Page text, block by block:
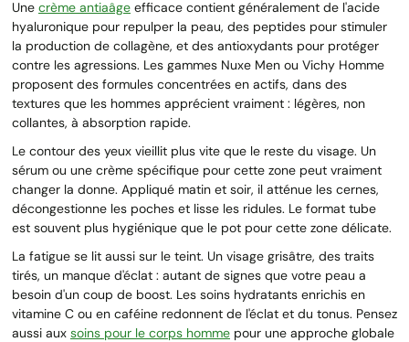
Une crème antiaâge efficace contient généralement de l'acide
hyaluronique pour repulper la peau, des peptides pour stimuler
la production de collagène, et des antioxydants pour protéger
contre les agressions. Les gammes Nuxe Men ou Vichy Homme
proposent des formules concentrées en actifs, dans des
textures que les hommes apprécient vraiment : légères, non
collantes, à absorption rapide.
Le contour des yeux vieillit plus vite que le reste du visage. Un
sérum ou une crème spécifique pour cette zone peut vraiment
changer la donne. Appliqué matin et soir, il atténue les cernes,
décongestionne les poches et lisse les ridules. Le format tube
est souvent plus hygiénique que le pot pour cette zone délicate.
La fatigue se lit aussi sur le teint. Un visage grisâtre, des traits
tirés, un manque d'éclat : autant de signes que votre peau a
besoin d'un coup de boost. Les soins hydratants enrichis en
vitamine C ou en caféine redonnent de l'éclat et du tonus. Pensez
aussi aux soins pour le corps homme pour une approche globale